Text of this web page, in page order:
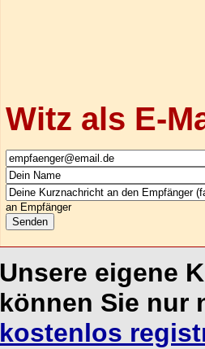
Witz als E-
an Empfänger
Unsere eigene
können Sie nur
kostenlos